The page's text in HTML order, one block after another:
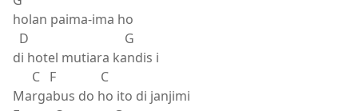
holan paima-ima ho
D G
di hotel mutiara kandis i
C F C
Margabus do ho ito di janjimi